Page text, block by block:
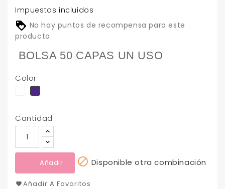
Impuestos incluidos
No hay puntos de recompensa para este
producto.
BOLSA 50 CAPAS UN USO
Color
lilacvioleta
Cantidad
Añadir  Disponible otra combinación
Añadir A Favoritos